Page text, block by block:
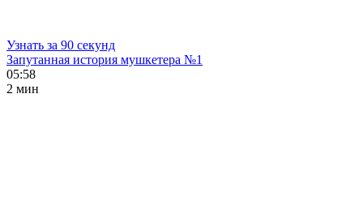
Узнать за 90 секунд
Запутанная история мушкетера №1
05:58
2 мин